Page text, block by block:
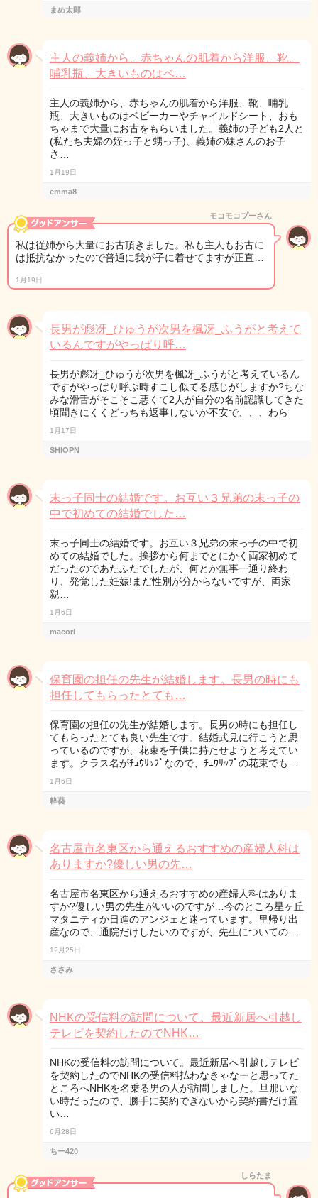
まめ太郎
主人の義姉から、赤ちゃんの肌着から洋服、靴、
哺乳瓶、大きいものはベ…
主人の義姉から、赤ちゃんの肌着から洋服、靴、哺乳
瓶、大きいものはベビーカーやチャイルドシート、おも
ちゃまで大量にお古をもらいました。義姉の子ども2人と
(私たち夫婦の姪っ子と甥っ子)、義姉の妹さんのお子
さ…
1月19日
emma8
モコモコプーさん
私は従姉から大量にお古頂きました。私も主人もお古に
は抵抗なかったので普通に我が子に着せてますが正直…
1月19日
長男が彪冴_ひゅうが次男を楓冴_ふうがと考えて
いるんですがやっぱり呼…
長男が彪冴_ひゅうが次男を楓冴_ふうがと考えているん
ですがやっぱり呼ぶ時すこし似てる感じがしますか?ちな
みな滑舌がそこそこ悪くて2人が自分の名前認識してきた
頃聞きにくくどっちも返事しないか不安で、、、わら
1月17日
SHIOPN
末っ子同士の結婚です。お互い３兄弟の末っ子の
中で初めての結婚でした…
末っ子同士の結婚です。お互い３兄弟の末っ子の中で初
めての結婚でした。挨拶から何までとにかく両家初めて
だったのであたふたでしたが、何とか無事一通り終わ
り、発覚した妊娠!まだ性別が分からないですが、両家
親…
1月6日
macori
保育園の担任の先生が結婚します。長男の時にも
担任してもらったとても…
保育園の担任の先生が結婚します。長男の時にも担任し
てもらったとても良い先生です。結婚式見に行こうと思
っているのですが、花束を子供に持たせようと考えてい
ます。クラス名がﾁｭｳﾘｯﾌﾟなので、ﾁｭｳﾘｯﾌﾟの花束でも…
1月6日
粋葵
名古屋市名東区から通えるおすすめの産婦人科は
ありますか?優しい男の先…
名古屋市名東区から通えるおすすめの産婦人科はありま
すか?優しい男の先生がいいのですが…今のところ星ヶ丘
マタニティか日進のアンジェと迷っています。里帰り出
産なので、通院だけしたいのですが、先生についての…
12月25日
ささみ
NHKの受信料の訪問について。最近新居へ引越し
テレビを契約したのでNHK…
NHKの受信料の訪問について。最近新居へ引越しテレビ
を契約したのでNHKの受信料払わなきゃなーと思ってた
ところへNHKを名乗る男の人が訪問しました。旦那いな
い時だったので、勝手に契約できないから契約書だけ置
い…
6月28日
ちー420
しらたま